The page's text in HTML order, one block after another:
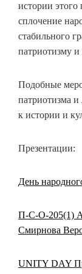
истории
сплочение
стабильного
патриотизму и
Подобные
патриотизма
к истории и
Презентации:
День
П-С-О-205(1)
Смирнова
UNITY DAY